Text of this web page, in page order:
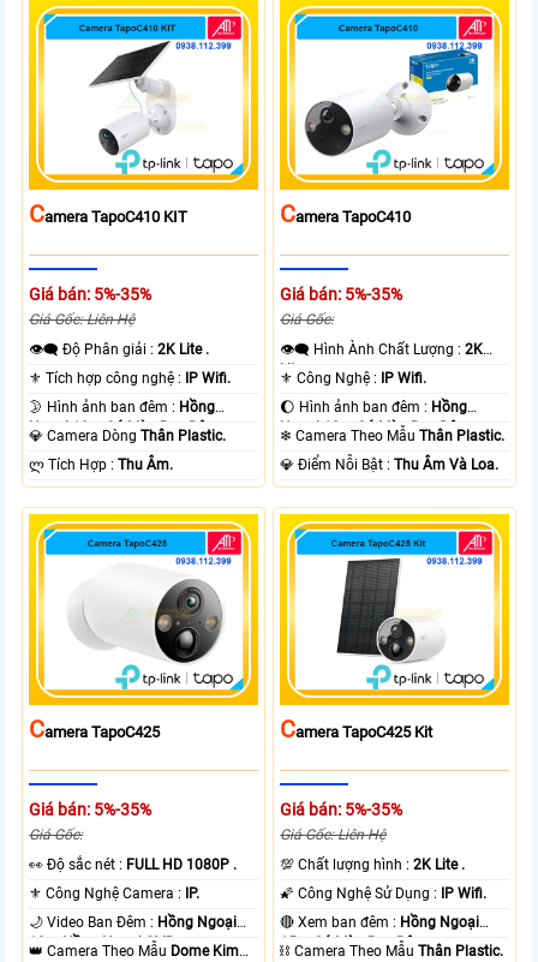
CAmera TapoC410 KIT
Giá bán: 5%-35%
Giá Gốc: Liên Hệ
👁️‍🗨 Độ Phân giải :2K Lite .
⚜️ Tích hợp công nghệ :
IP Wifi.
🌛 Hình ảnh ban đêm : Hồng
Ngoại 10m Có Màu Ban Ðêm.
💎 Camera DòngThân Plastic.
️ლ Tích Hợp :Thu Âm.
CAmera TapoC410
Giá bán: 5%-35%
Giá Gốc:
👁️‍🗨 Hình Ành Chất Lượng :2K
Lite .
⚜️ Công Nghệ :
IP Wifi.
🌔 Hình ảnh ban đêm : Hồng
Ngoại 10m Có Màu Ban Ðêm.
❄ Camera Theo MẫuThân Plastic.
️💎 Điểm Nỗi Bật :Thu Âm Và Loa.
CAmera TapoC425
Giá bán: 5%-35%
Giá Gốc:
️👀 Độ sắc nét : FULL HD 1080P .
⚜️ Công Nghệ Camera :
IP.
🌙 Video Ban Đêm : Hồng Ngoại
10m Hồng Ngoại SMD.
👑 Camera Theo Mẫu Dome Kim
CAmera TapoC425 Kit
Giá bán: 5%-35%
Giá Gốc: Liên Hệ
💯 Chất lượng hình :2K Lite .
🌠 Công Nghệ Sử Dụng :
IP Wifi.
🔴 Xem ban đêm : Hồng Ngoại
15m Có Màu Ban Ðêm.
⛓ Camera Theo MẫuThân Plastic.